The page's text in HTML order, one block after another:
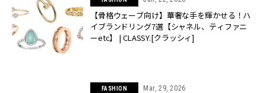
【骨格ウェーブ向け】華奢な手を輝かせる！ハ
イブランドリング7選【シャネル、ティファニ
ーetc】 | CLASSY.[クラッシィ]
FASHION Mar, 29, 2026